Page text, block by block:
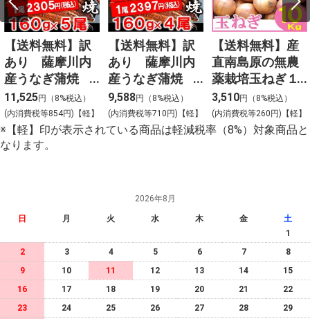
【送料無料】訳
あり 薩摩川内
産うなぎ蒲焼
（無頭）１６０
ｇ×５尾
11,525円（8%税込）
(内消費税等854円)【軽】
【送料無料】訳
あり 薩摩川内
産うなぎ蒲焼
（無頭）１６０
ｇ×４尾
9,588円（8%税込）
(内消費税等710円)【軽】
【送料無料】産
直南島原の無農
薬栽培玉ねぎ１
０ｋｇ
3,510円（8%税込）
(内消費税等260円)【軽】
※【軽】印が表示されている商品は軽減税率（8%）対象商品と
なります。
2026年8月
日 月 火 水 木 金
土
1
2
3 4 5 6 7
8
9
10 11 12 13 14
15
16
17 18 19 20 21
22
23
24 25 26 27 28
29